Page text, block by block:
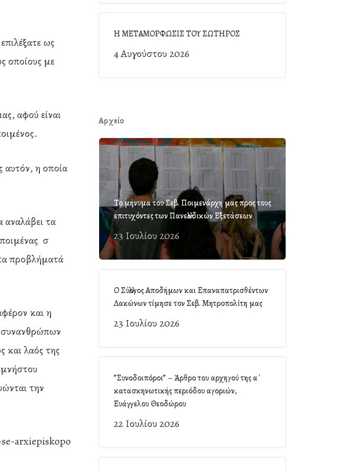
ως
οποίους με
αφού είναι
αυτόν, η οποία
αναλάβει τα
σ
προβλήματά
και η
και λαός της
την
Η ΜΕΤΑΜΟΡΦΩΣΙΣ ΤΟΥ ΣΩΤΗΡΟΣ
4 Αυγούστου 2026
Αρχείο
Το μήνυμα του Σεβ. Ποιμενάρχη μας προς τους
επιτυχόντες των Πανελλαδικών Εξετάσεων
23 Ιουλίου 2026
Ο Σύλλογος Αποδήμων και Επαναπατρισθέντων
Λακώνων τίμησε τον Σεβ. Μητροπολίτη μας
23 Ιουλίου 2026
”Συνοδοιπόροι” – Άρθρο του αρχηγού της α΄
κατασκηνωτικής περιόδου αγοριών,
Ευάγγελου Θεοδώρου
22 Ιουλίου 2026